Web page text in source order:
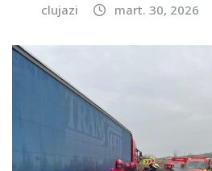
clujazi mart. 30, 2026